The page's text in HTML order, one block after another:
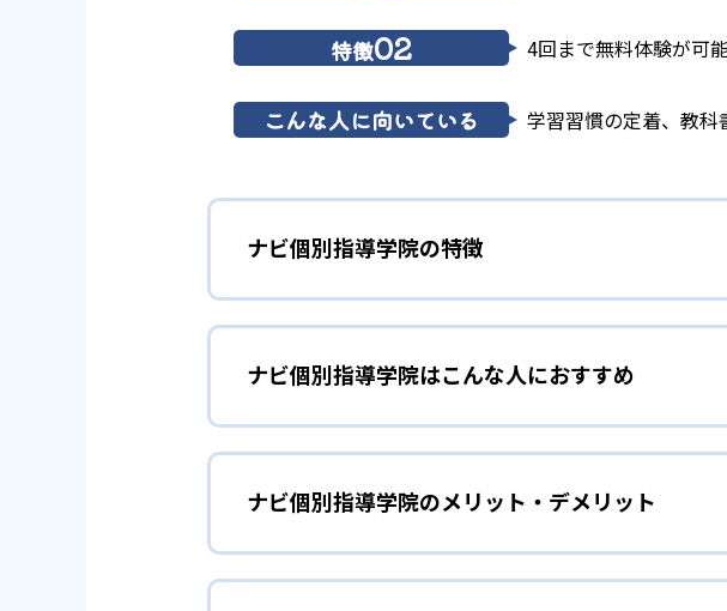
特徴02 4回まで無料体験が可能
こんな人に向いている 学習習慣の定着、教
ナビ個別指導学院の特徴
01 ほめる指導でやる気をアップ
ナビ個別指導学院の講師は、子どもの小さな頑張りを
ている。勉強のやり方が分からずに勉強嫌いであった
で、勉強が楽しくなる。やる気がアップすることで、
学習計画については、教室長が全ての生徒の担任とな
個別授業（1vs2で、講師の授業を受ける）
ナビ個別指導学院はこんな人におすすめ
学習習慣の定着をしたい子ども向
小学生については、学習習慣を定着させたい、苦手科
り、やる気を引き出して、勉強に取り組む姿勢づく
は集中して勉強できない子どもにとっても便利だ。
ナビ個別指導学院のメリット・デメリット
どんなメリットがある？